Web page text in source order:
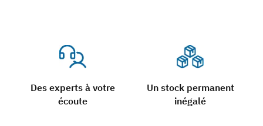
Des experts à votre
écoute
Un stock permanent
inégalé